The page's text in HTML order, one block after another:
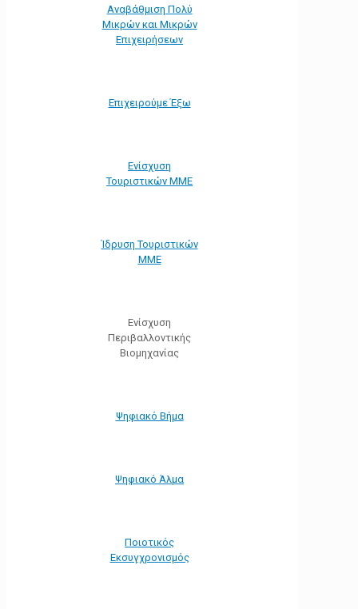
Αναβάθμιση Πολύ
Μικρών και Μικρών
Επιχειρήσεων
Επιχειρούμε Έξω
Ενίσχυση
Τουριστικών ΜΜΕ
Ίδρυση Τουριστικών
ΜΜΕ
Ενίσχυση
Περιβαλλοντικής
Βιομηχανίας
Ψηφιακό Βήμα
Ψηφιακό Άλμα
Ποιοτικός
Εκσυγχρονισμός